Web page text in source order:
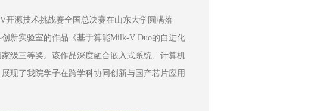
开源技术挑战赛全国总决赛在山东大学圆满落
新实验室的作品《基于算能Milk-V Duo的自进化
级三等奖。该作品深度融合嵌入式系统、计算机
现了我院学子在跨学科协同创新与国产芯片应用